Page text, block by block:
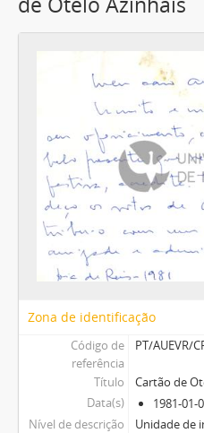
Zona de identificação
Código de
referência
PT/AUEVR/
Título
Cartão de
Data(s)
1981-01-
Nível de descrição
Unidade de